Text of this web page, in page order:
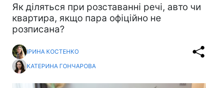
Як діляться при розставанні речі, авто чи
квартира, якщо пара офіційно не
розписана?
ІРИНА КОСТЕНКО
КАТЕРИНА ГОНЧАРОВА